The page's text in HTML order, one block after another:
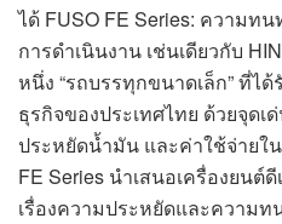
ได้ FUSO FE Series: ความท
การดำเนินงาน เช่นเดียวกับ
หนึ่ง “รถบรรทุกขนาดเล็ก” ที่ไ
ธุรกิจของประเทศไทย ด้วยจุด
ประหยัดน้ำมัน และค่าใช้จ่ายใ
FE Series นำเสนอเครื่องยนต์
เรื่องความประหยัดและความ